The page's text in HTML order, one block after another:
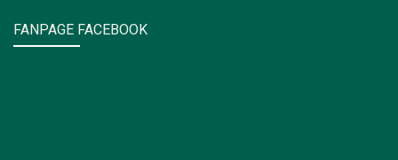
FANPAGE FACEBOOK